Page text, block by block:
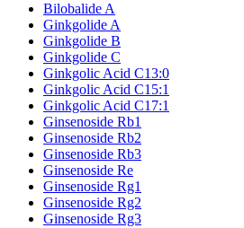
Bilobalide A
Ginkgolide A
Ginkgolide B
Ginkgolide C
Ginkgolic Acid C13:0
Ginkgolic Acid C15:1
Ginkgolic Acid C17:1
Ginsenoside Rb1
Ginsenoside Rb2
Ginsenoside Rb3
Ginsenoside Re
Ginsenoside Rg1
Ginsenoside Rg2
Ginsenoside Rg3